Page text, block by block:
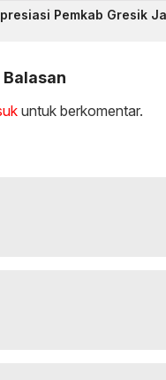
Pemkab Gresik
untuk berkomentar.